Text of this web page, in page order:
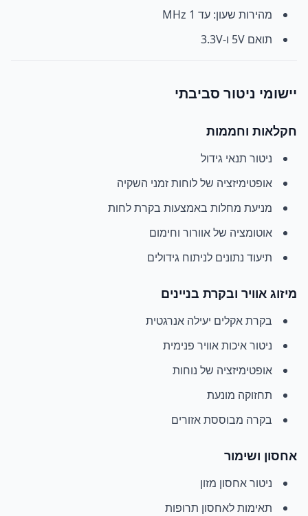
מהירות שעון: עד 1 MHz
תואם 5V ו-3.3V
יישומי ניטור סביבתי
חקלאות וחממות
ניטור תנאי גידול
אופטימיזציה של לוחות זמני השקיה
מניעת מחלות באמצעות בקרת לחות
אוטומציה של אוורור וחימום
תיעוד נתונים לניתוח גידולים
מיזוג אוויר ובקרת בניינים
בקרת אקלים יעילה אנרגטית
ניטור איכות אוויר פנימית
אופטימיזציה של נוחות
תחזוקה מונעת
בקרה מבוססת אזורים
אחסון ושימור
ניטור אחסון מזון
תאימות לאחסון תרופות